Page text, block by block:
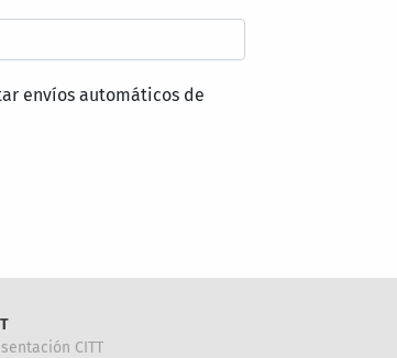
envíos automáticos de
CITT